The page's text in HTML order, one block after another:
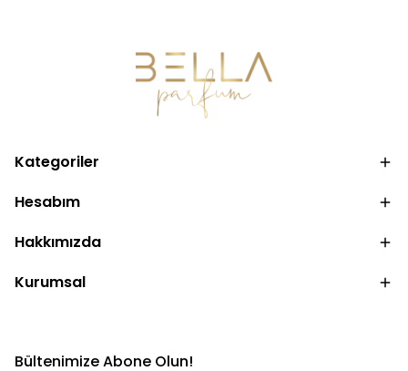
Kategoriler
Hesabım
Hakkımızda
Kurumsal
Bültenimize Abone Olun!